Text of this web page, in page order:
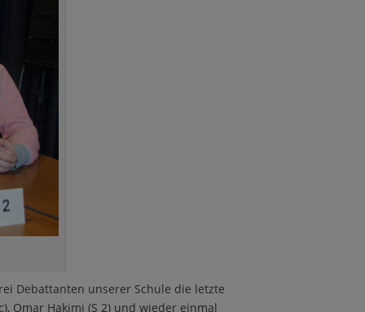
Debattanten unserer Schule die letzte
Omar Hakimi (S 2) und wieder einmal